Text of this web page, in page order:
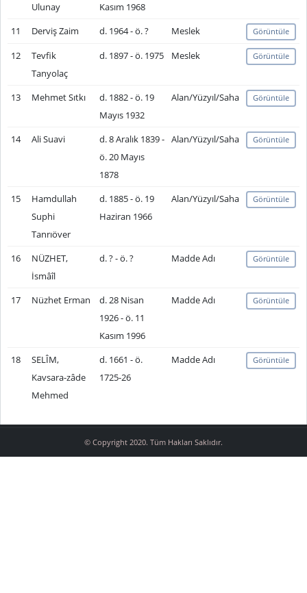
Ulunay
Kasım 1968
11 Derviş Zaim d. 1964 - ö. ? Meslek Görüntüle
12
Tevfik
Tanyolaç
d. 1897 - ö. 1975 Meslek Görüntüle
13 Mehmet Sıtkı
d. 1882 - ö. 19
Mayıs 1932
Alan/Yüzyıl/Saha Görüntüle
14 Ali Suavi
d. 8 Aralık 1839 -
ö. 20 Mayıs
1878
Alan/Yüzyıl/Saha Görüntüle
15
Hamdullah
Suphi
Tanrıöver
d. 1885 - ö. 19
Haziran 1966
Alan/Yüzyıl/Saha Görüntüle
16
NÜZHET,
İsmâîl
d. ? - ö. ? Madde Adı Görüntüle
17 Nüzhet Erman
d. 28 Nisan
1926 - ö. 11
Kasım 1996
Madde Adı Görüntüle
18
SELÎM,
Kavsara-zâde
Mehmed
d. 1661 - ö.
1725-26
Madde Adı Görüntüle
© Copyright 2020. Tüm Hakları Saklıdır.